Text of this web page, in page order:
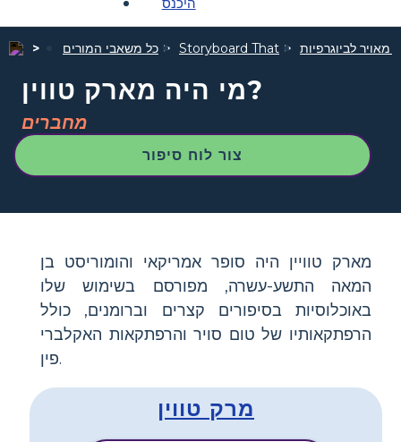
כל משאבי המורים Storyboard That מאויר לביוגרפיות
מי היה מארק טווין?
מחברים
צור לוח סיפור
מארק טוויין היה סופר אמריקאי והומוריסט בן
המאה התשע-עשרה, מפורסם בשימוש שלו
באוכלוסיות בסיפורים קצרים וברומנים, כולל
הרפתקאותיו של טום סויר והרפתקאות האקלברי
פין.
מרק טווין